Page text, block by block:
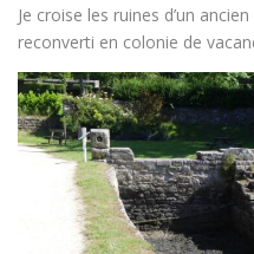
Je croise les ruines d’un
reconverti en colonie de